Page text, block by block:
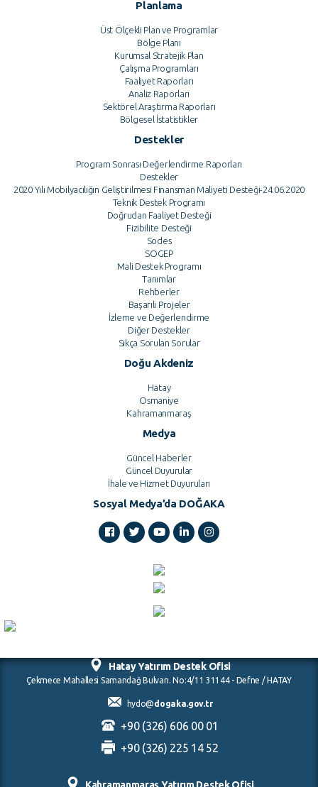
Planlama
Üst Ölçekli Plan ve Programlar
Bölge Planı
Kurumsal Stratejik Plan
Çalışma Programları
Faaliyet Raporları
Analiz Raporları
Sektörel Araştırma Raporları
Bölgesel İstatistikler
Destekler
Program Sonrası Değerlendirme Raporları
Destekler
2020 Yılı Mobilyacılığın Geliştirilmesi Finansman Maliyeti Desteği-24.06.2020
Teknik Destek Programı
Doğrudan Faaliyet Desteği
Fizibilite Desteği
Sodes
SOGEP
Mali Destek Programı
Tanımlar
Rehberler
Başarılı Projeler
İzleme ve Değerlendirme
Diğer Destekler
Sıkça Sorulan Sorular
Doğu Akdeniz
Hatay
Osmaniye
Kahramanmaraş
Medya
Güncel Haberler
Güncel Duyurular
İhale ve Hizmet Duyuruları
Sosyal Medya’da DOĞAKA
Hatay Yatırım Destek Ofisi
Çekmece Mahallesi Samandağ Bulvarı. No:4/11 31144 - Defne / HATAY
hydo@dogaka.gov.tr
+90 (326) 606 00 01
+90 (326) 225 14 52